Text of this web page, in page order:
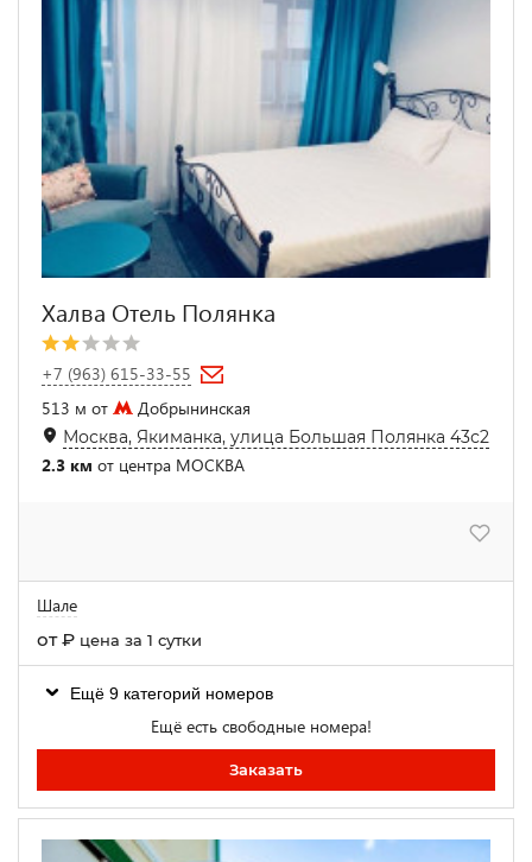
Халва Отель Полянка
+7 (963) 615-33-55
513 м от
Добрынинская
Москва, Якиманка, улица Большая Полянка 43с2
2.3 км от центра МОСКВА
Шале
от₽ цена за 1 сутки
Ещё 9 категорий номеров
Ещё есть свободные номера!
Заказать